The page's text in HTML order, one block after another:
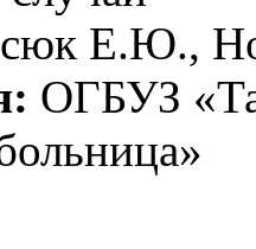
Е.Ю.,
ОГБУЗ